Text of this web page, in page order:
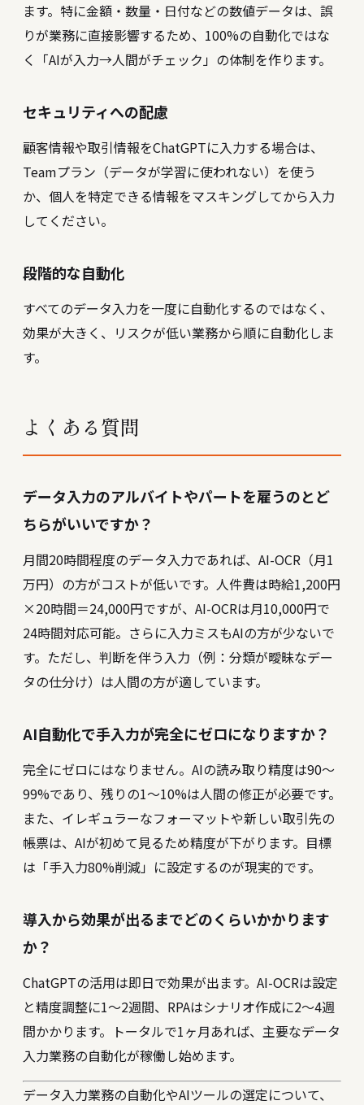
ます。特に金額・数量・日付などの数値データは、誤
りが業務に直接影響するため、100%の自動化ではな
く「AIが入力→人間がチェック」の体制を作ります。
セキュリティへの配慮
顧客情報や取引情報をChatGPTに入力する場合は、
Teamプラン（データが学習に使われない）を使う
か、個人を特定できる情報をマスキングしてから入力
してください。
段階的な自動化
すべてのデータ入力を一度に自動化するのではなく、
効果が大きく、リスクが低い業務から順に自動化しま
す。
よくある質問
データ入力のアルバイトやパートを雇うのとど
ちらがいいですか？
月間20時間程度のデータ入力であれば、AI-OCR（月1
万円）の方がコストが低いです。人件費は時給1,200円
×20時間＝24,000円ですが、AI-OCRは月10,000円で
24時間対応可能。さらに入力ミスもAIの方が少ないで
す。ただし、判断を伴う入力（例：分類が曖昧なデー
タの仕分け）は人間の方が適しています。
AI自動化で手入力が完全にゼロになりますか？
完全にゼロにはなりません。AIの読み取り精度は90〜
99%であり、残りの1〜10%は人間の修正が必要です。
また、イレギュラーなフォーマットや新しい取引先の
帳票は、AIが初めて見るため精度が下がります。目標
は「手入力80%削減」に設定するのが現実的です。
導入から効果が出るまでどのくらいかかります
か？
ChatGPTの活用は即日で効果が出ます。AI-OCRは設定
と精度調整に1〜2週間、RPAはシナリオ作成に2〜4週
間かかります。トータルで1ヶ月あれば、主要なデータ
入力業務の自動化が稼働し始めます。
データ入力業務の自動化やAIツールの選定について、